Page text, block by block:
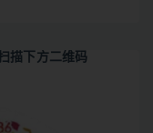
描下方二维码